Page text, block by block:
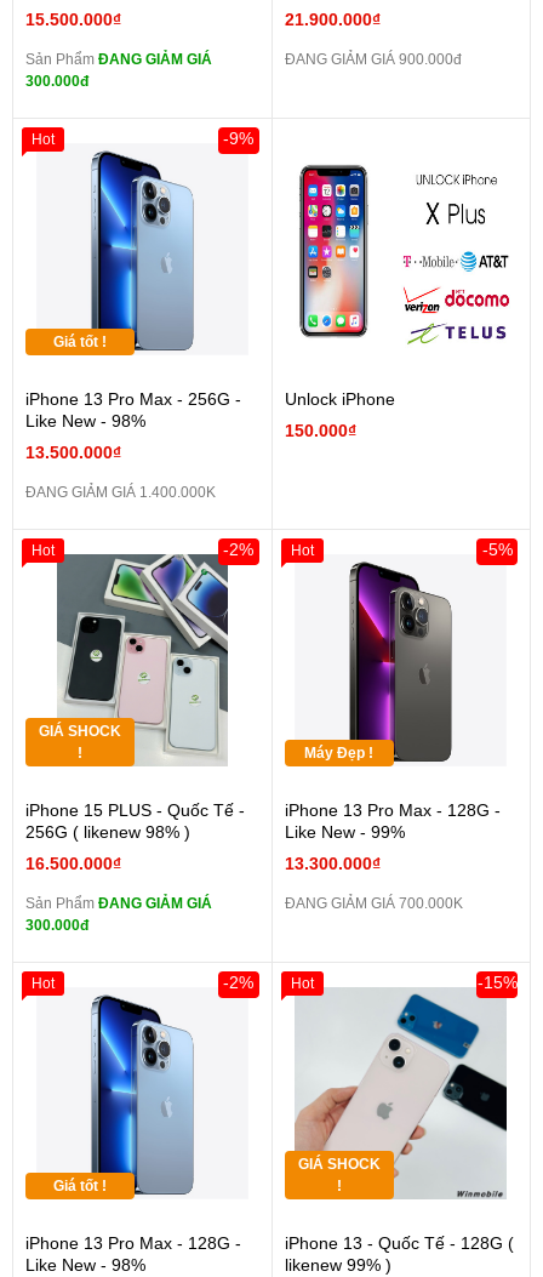
15.500.000₫
Sản Phẩm ĐANG GIẢM GIÁ
300.000đ
21.900.000₫
ĐANG GIẢM GIÁ 900.000đ
Giá tốt !
iPhone 13 Pro Max - 256G -
Like New - 98%
13.500.000₫
-9%
ĐANG GIẢM GIÁ 1.400.000K
Hot
Unlock iPhone
150.000₫
GIÁ SHOCK
!
iPhone 15 PLUS - Quốc Tế -
256G ( likenew 98% )
16.500.000₫
-2%
Sản Phẩm ĐANG GIẢM GIÁ
300.000đ
Hot
Máy Đẹp !
iPhone 13 Pro Max - 128G -
Like New - 99%
13.300.000₫
-5%
ĐANG GIẢM GIÁ 700.000K
Hot
Giá tốt !
iPhone 13 Pro Max - 128G -
Like New - 98%
-2%
Hot
GIÁ SHOCK
!
iPhone 13 - Quốc Tế - 128G (
likenew 99% )
-15%
Hot